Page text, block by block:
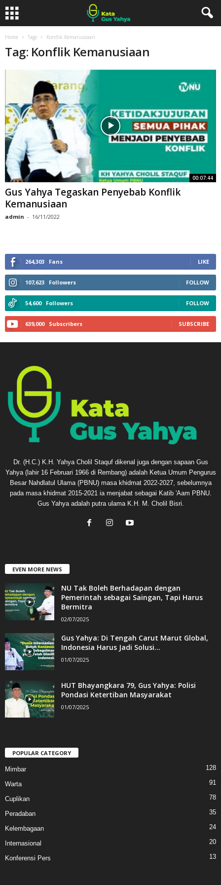
Home Tags Konflik Kemanusiaan
Tag: Konflik Kemanusiaan
00:07:44
Gus Yahya Tegaskan Penyebab Konflik
Kemanusiaan
admin - 16/11/2022
264,303 Fans LIKE
107,623 Followers FOLLOW
54,600 Followers FOLLOW
639,000 Subscribers SUBSCRIBE
Dr. (H.C.) K.H. Yahya Cholil Staquf dikenal juga dengan sapaan Gus
Yahya (lahir 16 Februari 1966 di Rembang) adalah Ketua Umum Pengurus
Besar Nahdlatul Ulama (PBNU) masa khidmat 2022-2027, sebelumnya
pada masa khidmat 2015-2021 ia menjabat sebagai Katib 'Aam PBNU.
Gus Yahya adalah putra ulama K.H. M. Cholil Bisri.
EVEN MORE NEWS
NU Tak Boleh Berhadapan dengan
Pemerintah sebagai Saingan, Tapi Harus
Bermitra
02/07/2025
Gus Yahya: Di Tengah Carut Marut Global,
Indonesia Harus Jadi Solusi...
01/07/2025
HUT Bhayangkara 79, Gus Yahya: Polisi
Pondasi Ketertiban Masyarakat
01/07/2025
POPULAR CATEGORY
Mimbar 128
Warta 91
Cuplikan 78
Peradaban 35
Kelembagaan 24
Internasional 20
Konferensi Pers 13